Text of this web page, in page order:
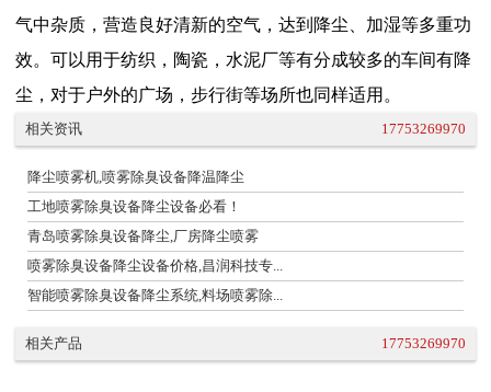
气中杂质，营造良好清新的空气，达到降尘、加湿等多重功
效。可以用于纺织，陶瓷，水泥厂等有分成较多的车间有降
尘，对于户外的广场，步行街等场所也同样适用。
相关资讯 17753269970
降尘喷雾机,喷雾除臭设备降温降尘
工地喷雾除臭设备降尘设备必看！
青岛喷雾除臭设备降尘,厂房降尘喷雾
喷雾除臭设备降尘设备价格,昌润科技专...
智能喷雾除臭设备降尘系统,料场喷雾除...
相关产品 17753269970